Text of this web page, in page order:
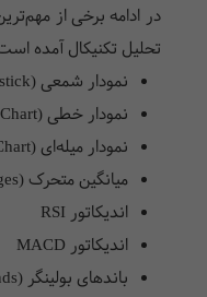
در ادامه برخی از
تحلیل تکنیکال آمده
نمودار شمعی (Candlestick)
نمودار خطی (Line Chart)
نمودار میله‌ای (Bar Chart)
میانگین متحرک (Moving Averages)
اندیکاتور RSI
اندیکاتور MACD
باندهای بولینگر (Bollinger Bands)